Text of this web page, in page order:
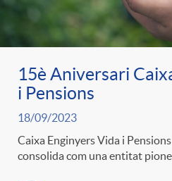
r
a
S
p
e
r
e
n
i
l
c
a
15è Aniversari
i Pensions
18/09/2023
Caixa Enginyers Vida i
consolida com una entitat